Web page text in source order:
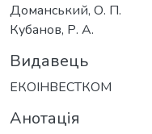
Доманський, О. П.
Кубанов, Р. А.
Видавець
ЕКОІНВЕСТКОМ
Анотація